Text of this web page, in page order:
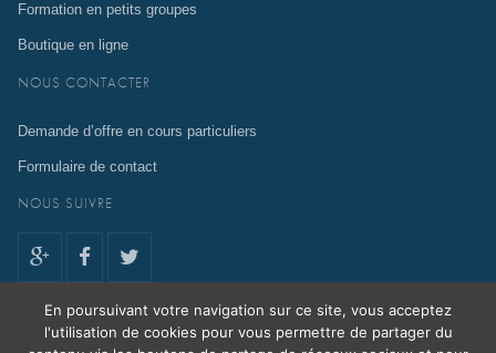
Formation en petits groupes
Boutique en ligne
NOUS CONTACTER
Demande d’offre en cours particuliers
Formulaire de contact
NOUS SUIVRE
En poursuivant votre navigation sur ce site, vous acceptez
l'utilisation de cookies pour vous permettre de partager du